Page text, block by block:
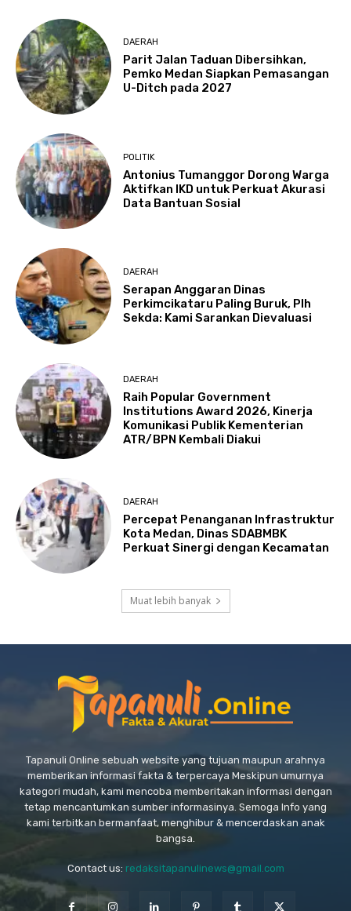
DAERAH
Parit Jalan Taduan Dibersihkan,
Pemko Medan Siapkan Pemasangan
U-Ditch pada 2027
POLITIK
Antonius Tumanggor Dorong Warga
Aktifkan IKD untuk Perkuat Akurasi
Data Bantuan Sosial
DAERAH
Serapan Anggaran Dinas
Perkimcikataru Paling Buruk, Plh
Sekda: Kami Sarankan Dievaluasi
DAERAH
Raih Popular Government
Institutions Award 2026, Kinerja
Komunikasi Publik Kementerian
ATR/BPN Kembali Diakui
DAERAH
Percepat Penanganan Infrastruktur
Kota Medan, Dinas SDABMBK
Perkuat Sinergi dengan Kecamatan
Muat lebih banyak
Tapanuli Online sebuah website yang tujuan maupun arahnya
memberikan informasi fakta & terpercaya Meskipun umurnya
kategori mudah, kami mencoba memberitakan informasi dengan
tetap mencantumkan sumber informasinya. Semoga Info yang
kami terbitkan bermanfaat, menghibur & mencerdaskan anak
bangsa.
Contact us: redaksitapanulinews@gmail.com